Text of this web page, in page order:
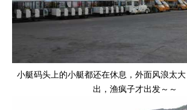
小艇码头上的小艇都还在休息，外面风浪太
出，渔疯子才出发～～